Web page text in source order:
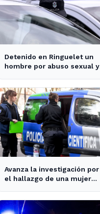
Detenido en Ringuelet un
hombre por abuso sexual y
Avanza la investigación por
el hallazgo de una mujer